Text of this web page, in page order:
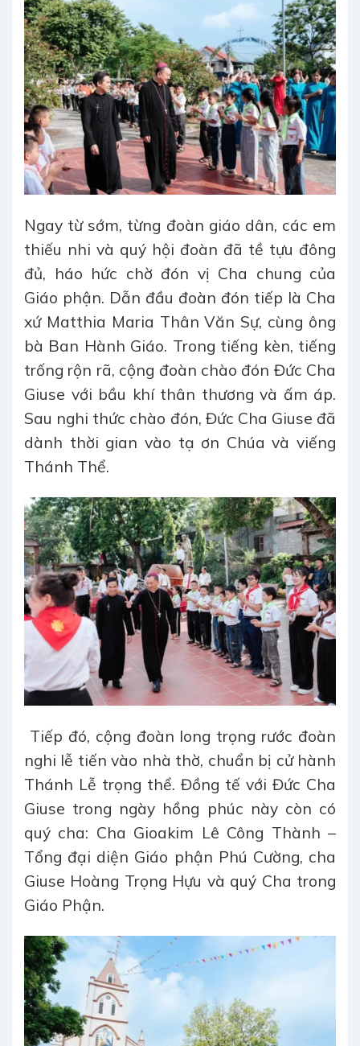
Ngay từ sớm, từng đoàn giáo dân, các em
thiếu nhi và quý hội đoàn đã tề tựu đông
đủ, háo hức chờ đón vị Cha chung của
Giáo phận. Dẫn đầu đoàn đón tiếp là Cha
xứ Matthia Maria Thân Văn Sự, cùng ông
bà Ban Hành Giáo. Trong tiếng kèn, tiếng
trống rộn rã, cộng đoàn chào đón Đức Cha
Giuse với bầu khí thân thương và ấm áp.
Sau nghi thức chào đón, Đức Cha Giuse đã
dành thời gian vào tạ ơn Chúa và viếng
Thánh Thể.
Tiếp đó, cộng đoàn long trọng rước đoàn
nghi lễ tiến vào nhà thờ, chuẩn bị cử hành
Thánh Lễ trọng thể. Đồng tế với Đức Cha
Giuse trong ngày hồng phúc này còn có
quý cha: Cha Gioakim Lê Công Thành –
Tổng đại diện Giáo phận Phú Cường, cha
Giuse Hoàng Trọng Hựu và quý Cha trong
Giáo Phận.